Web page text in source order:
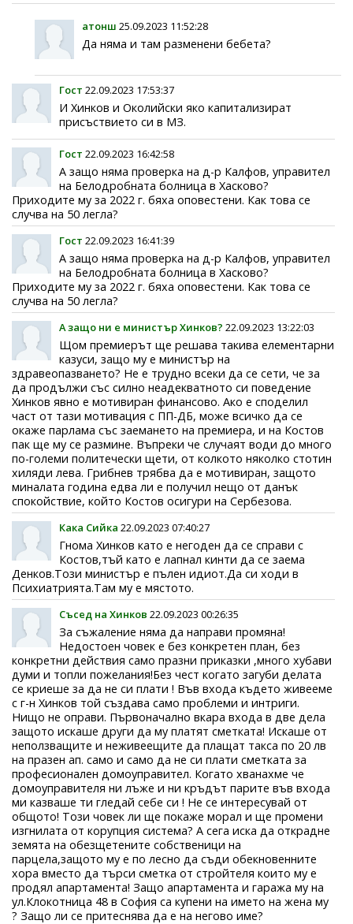
атонш 25.09.2023 11:52:28
Да няма и там разменени бебета?
Гост 22.09.2023 17:53:37
И Хинков и Околийски яко капитализират
присъствието си в МЗ.
Гост 22.09.2023 16:42:58
А защо няма проверка на д-р Калфов, управител
на Белодробната болница в Хасково?
Приходите му за 2022 г. бяха оповестени. Как това се
случва на 50 легла?
Гост 22.09.2023 16:41:39
А защо няма проверка на д-р Калфов, управител
на Белодробната болница в Хасково?
Приходите му за 2022 г. бяха оповестени. Как това се
случва на 50 легла?
А защо ни е министър Хинков? 22.09.2023 13:22:03
Щом премиерът ще решава такива елементарни
казуси, защо му е министър на
здравеопазването? Не е трудно всеки да се сети, че за
да продължи със силно неадекватното си поведение
Хинков явно е мотивиран финансово. Ако е споделил
част от тази мотивация с ПП-ДБ, може всичко да се
окаже парлама със заемането на премиера, и на Костов
пак ще му се размине. Въпреки че случаят води до много
по-големи политечески щети, от колкото няколко стотин
хиляди лева. Грибнев трябва да е мотивиран, защото
миналата година едва ли е получил нещо от данък
спокойствие, който Костов осигури на Сербезова.
Кака Сийка 22.09.2023 07:40:27
Гнома Хинков като е негоден да се справи с
Костов,тъй като е лапнал кинти да се заема
Денков.Този министър е пълен идиот.Да си ходи в
Психиатрията.Там му е мястото.
Съсед на Хинков 22.09.2023 00:26:35
За съжаление няма да направи промяна!
Недостоен човек е без конкретен план, без
конкретни действия само празни приказки ,много хубави
думи и топли пожелания!Без чест когато загуби делата
се криеше за да не си плати ! Във входа където живееме
с г-н Хинков той създава само проблеми и интриги.
Нищо не оправи. Първоначално вкара входа в две дела
защото искаше други да му платят сметката! Искаше от
неползващите и неживеещите да плащат такса по 20 лв
на празен ап. само и само да не си плати сметката за
професионален домоуправител. Когато хванахме че
домоуправителя ни лъже и ни кръдът парите във входа
ми казваше ти гледай себе си ! Не се интересувай от
общото! Този човек ли ще покаже морал и ще промени
изгнилата от корупция система? А сега иска да открадне
земята на обезщетените собственици на
парцела,защото му е по лесно да съди обекновенните
хора вместо да търси сметка от стройтеля които му е
продял апартамента! Защо апартамента и гаража му на
ул.Клокотница 48 в София са купени на името на жена му
? Защо ли се притеснява да е на негово име?